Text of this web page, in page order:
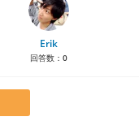
Erik
回答数： 0